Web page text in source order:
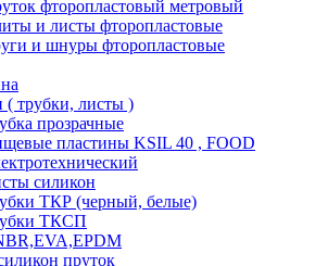
фторопластовый метровый
и листы фторопластовые
и шнуры фторопластовые
( трубки, листы )
прозрачные
пластины KSIL 40 , FOOD
силикон
ТКР (черный, белые)
ТКСП
пруток